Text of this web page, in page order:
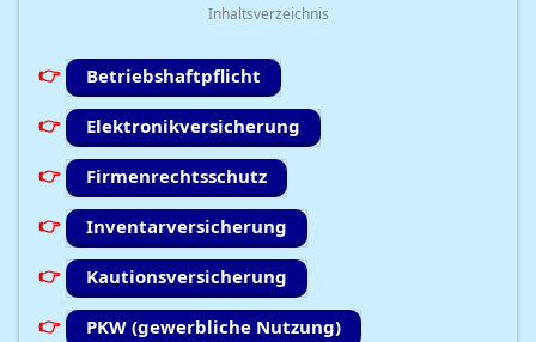
Inhaltsverzeichnis
Betriebshaftpflicht
Elektronikversicherung
Firmenrechtsschutz
Inventarversicherung
Kautionsversicherung
PKW (gewerbliche Nutzung)